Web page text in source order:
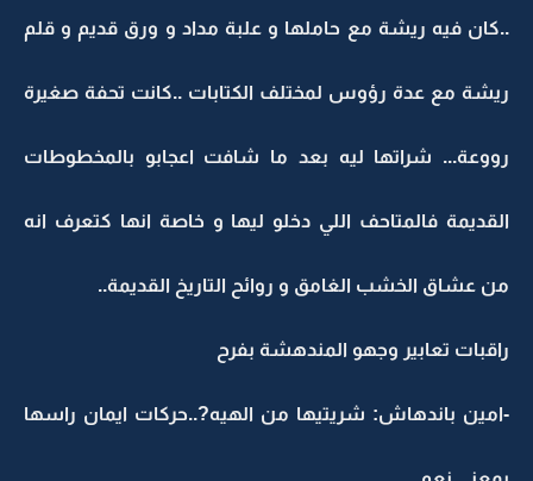
..كان فيه ريشة مع حاملها و علبة مداد و ورق قديم و قلم
ريشة مع عدة رؤوس لمختلف الكتابات ..كانت تحفة صغيرة
رووعة... شراتها ليه بعد ما شافت اعجابو بالمخطوطات
القديمة فالمتاحف اللي دخلو ليها و خاصة انها كتعرف انه
من عشاق الخشب الغامق و روائح التاريخ القديمة..
راقبات تعابير وجهو المندهشة بفرح
-امين باندهاش: شريتيها من الهيه?..حركات ايمان راسها